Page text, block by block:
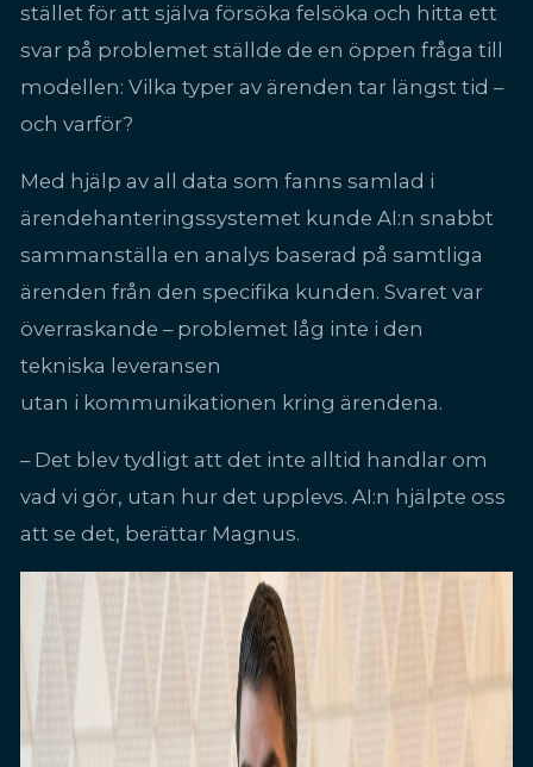
stället för att själva försöka felsöka och hitta ett
svar på problemet ställde de en öppen fråga till
modellen: Vilka typer av ärenden tar längst tid –
och varför?
Med hjälp av all data som fanns samlad i
ärendehanteringssystemet kunde AI:n snabbt
sammanställa en analys baserad på samtliga
ärenden från den specifika kunden. Svaret var
överraskande – problemet låg inte i den
tekniska leveransen
utan i kommunikationen kring ärendena.
– Det blev tydligt att det inte alltid handlar om
vad vi gör, utan hur det upplevs. AI:n hjälpte oss
att se det, berättar Magnus.